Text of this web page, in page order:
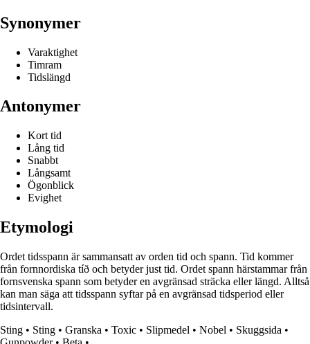
Synonymer
Varaktighet
Timram
Tidslängd
Antonymer
Kort tid
Lång tid
Snabbt
Långsamt
Ögonblick
Evighet
Etymologi
Ordet tidsspann är sammansatt av orden tid och spann. Tid kommer
från fornnordiska tíð och betyder just tid. Ordet spann härstammar från
fornsvenska spann som betyder en avgränsad sträcka eller längd. Alltså
kan man säga att tidsspann syftar på en avgränsad tidsperiod eller
tidsintervall.
Sting • Sting • Granska • Toxic • Slipmedel • Nobel • Skuggsida •